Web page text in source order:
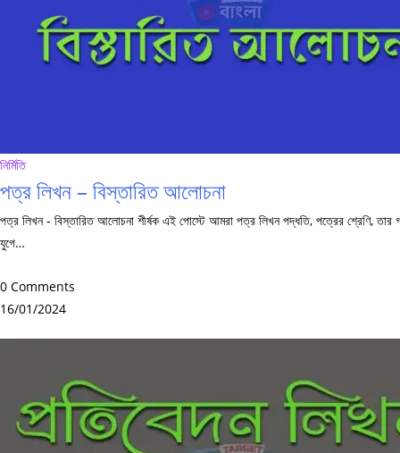
নির্মিতি
পত্র লিখন – বিস্তারিত আলোচনা
পত্র লিখন - বিস্তারিত আলোচনা শীর্ষক এই পোস্টে আমরা পত্র লিখন পদ্ধতি, পত্রের শ্রেণি, তার
যুগে…
0 Comments
16/01/2024